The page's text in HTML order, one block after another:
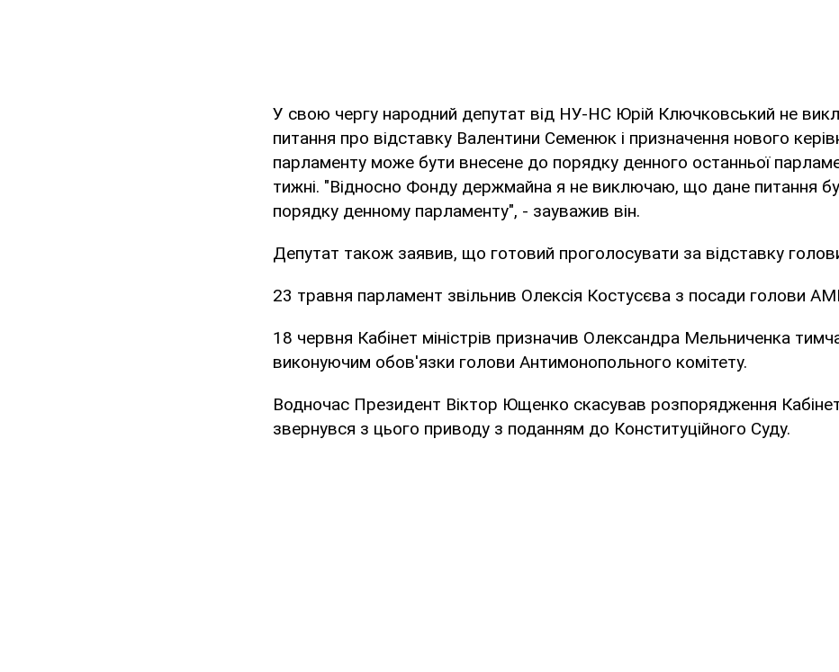
У свою чергу народний депутат від НУ-НС Юрій Ключковський не
питання про відставку Валентини Семенюк і призначення нового
парламенту може бути внесене до порядку денного останньої
тижні. "Відносно Фонду держмайна я не виключаю, що дане питання
порядку денному парламенту", - зауважив він.
Депутат також заявив, що готовий проголосувати за відставку
23 травня парламент звільнив Олексія Костусєва з посади голови
18 червня Кабінет міністрів призначив Олександра Мельниченка
виконуючим обов'язки голови Антимонопольного комітету.
Водночас Президент Віктор Ющенко скасував розпорядження Кабінету
звернувся з цього приводу з поданням до Конституційного Суду.